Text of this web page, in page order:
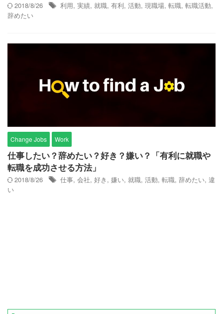
2018/8/26 利用, 実績, 就職, 有利, 活動, 現職場, 転職, 転職活動,
辞めたい
Change Jobs Work
仕事したい？辞めたい？好き？嫌い？「有利に就職や
転職を成功させる方法」
2018/8/26 仕事, 会社, 好き , 嫌い, 就職, 活動, 転職, 辞めたい, 違
い